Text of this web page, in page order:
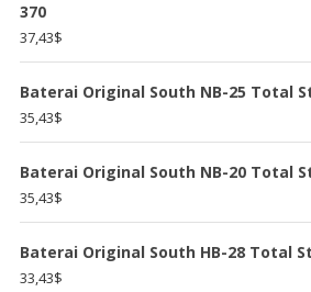
370
37,43$
Baterai Original South NB-25 Total
35,43$
Baterai Original South NB-20 Total
35,43$
Baterai Original South HB-28 Total
33,43$